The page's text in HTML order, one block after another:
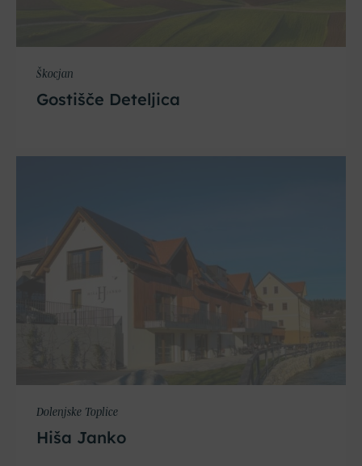
Škocjan
Gostišče Deteljica
Dolenjske Toplice
Hiša Janko